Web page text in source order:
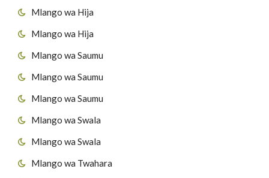
Mlango wa Hija
Mlango wa Hija
Mlango wa Saumu
Mlango wa Saumu
Mlango wa Saumu
Mlango wa Swala
Mlango wa Swala
Mlango wa Twahara